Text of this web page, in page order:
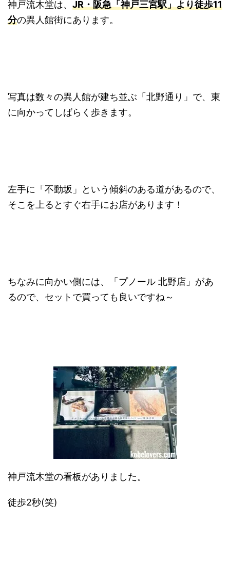
神戸流木堂は、 JR・阪急「神戸三宮駅」より徒歩11
分の異人館街にあります。
写真は数々の異人館が建ち並ぶ「北野通り」で、東
に向かってしばらく歩きます。
左手に「不動坂」という傾斜のある道があるので、
そこを上るとすぐ右手にお店があります！
ちなみに向かい側には、「プノール 北野店」があ
るので、セットで買っても良いですね～
神戸流木堂の看板がありました。
徒歩2秒(笑)